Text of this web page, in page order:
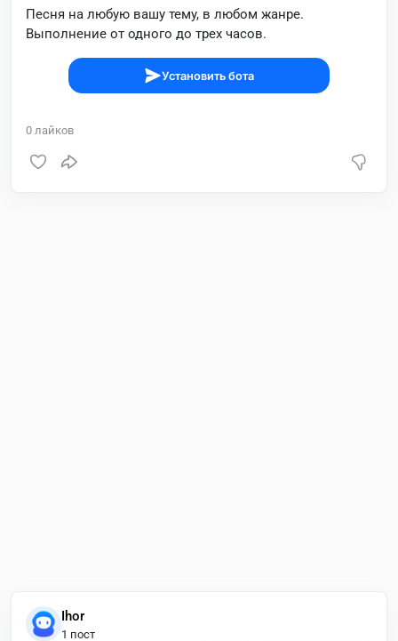
Песня на любую вашу тему, в любом жанре.
Выполнение от одного до трех часов.
Установить бота
0 лайков
Ihor
1 пост